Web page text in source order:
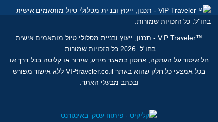
™
VIP Traveler - תכנון, ייעוץ ובניית מסלולי טיול מותאמים אישית
בחו"ל.2026 כל הזכויות שמורות.
חל איסור על העתקה, אחסון במאגר מידע, שידור או קליטה בכל דרך או
בכל אמצעי כל חלק שהוא באתר VIPtraveler.co.il ללא אישור מפורש
ובכתב מבעלי האתר.